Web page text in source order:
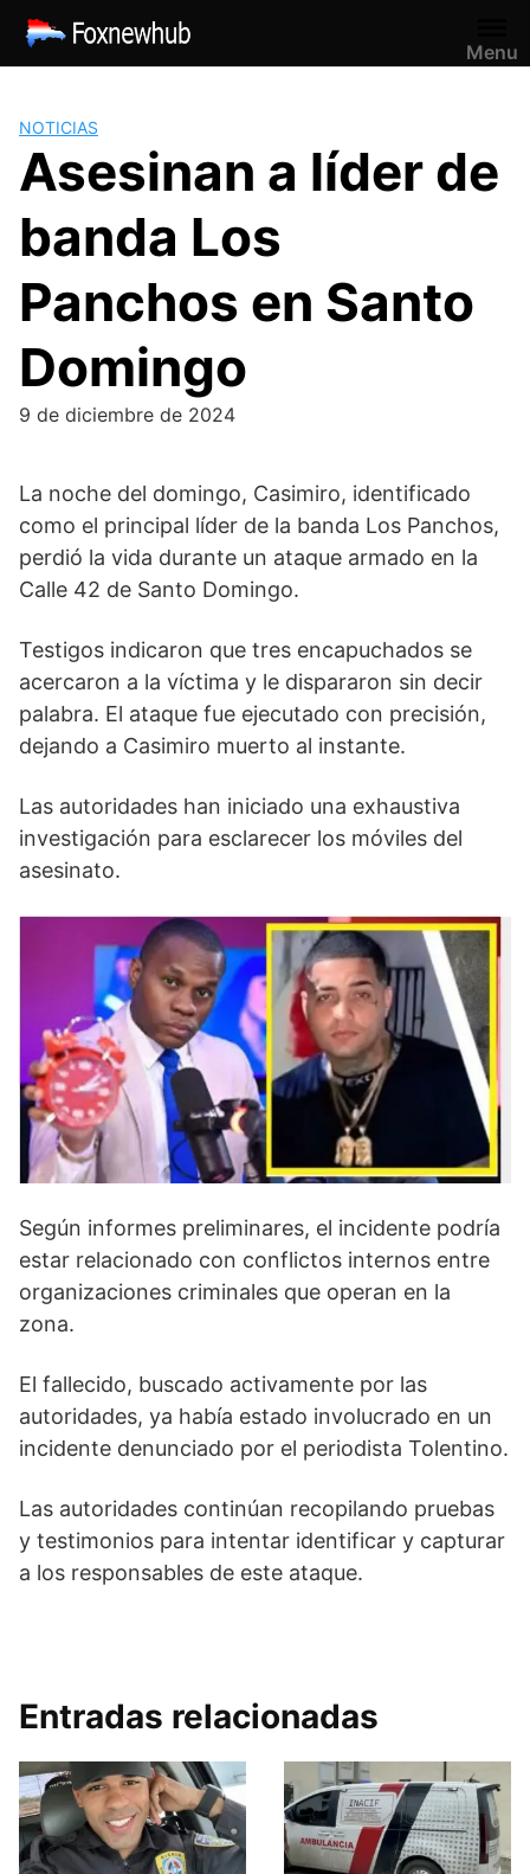
Saltar
contenido
Menu
NOTICIAS
Asesinan a líder de
banda Los
Panchos en Santo
Domingo
9 de diciembre de 2024
La noche del domingo, Casimiro, identificado
como el principal líder de la banda Los Panchos,
perdió la vida durante un ataque armado en la
Calle 42 de Santo Domingo.
Testigos indicaron que tres encapuchados se
acercaron a la víctima y le dispararon sin decir
palabra. El ataque fue ejecutado con precisión,
dejando a Casimiro muerto al instante.
Las autoridades han iniciado una exhaustiva
investigación para esclarecer los móviles del
asesinato.
Según informes preliminares, el incidente podría
estar relacionado con conflictos internos entre
organizaciones criminales que operan en la
zona.
El fallecido, buscado activamente por las
autoridades, ya había estado involucrado en un
incidente denunciado por el periodista Tolentino.
Las autoridades continúan recopilando pruebas
y testimonios para intentar identificar y capturar
a los responsables de este ataque.
Entradas relacionadas